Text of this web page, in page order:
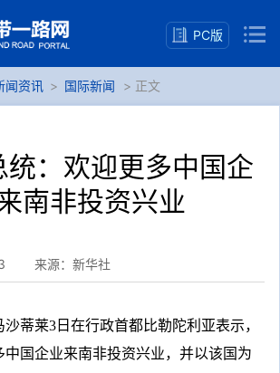
PC版
闻资讯 > 国际新闻 > 正文
统：欢迎更多中国企
南非投资兴业
来源：新华社
蒂莱3日在行政首都比勒陀利亚表示，
中国企业来南非投资兴业，并以该国为